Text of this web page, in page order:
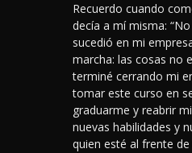
Recuerdo cuando
decía a mí misma:
sucedió en mi
marcha: las cosas no
terminé cerrando mi
tomar este curso en
graduarme y reabrir
nuevas habilidades y
quien esté al frente